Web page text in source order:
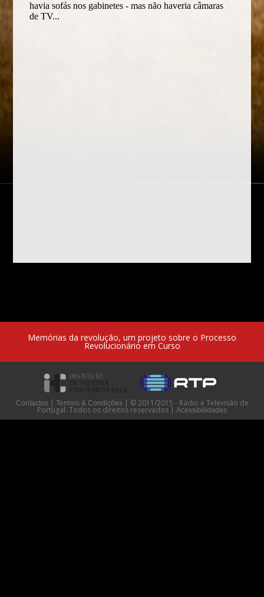
Memórias da revolução, um projeto sobre o Processo
Revolucionário em Curso
Contactos | Termos & Condições | © 2011/2015 - Rádio e Televisão de
Portugal. Todos os direitos reservados | Acessibilidades